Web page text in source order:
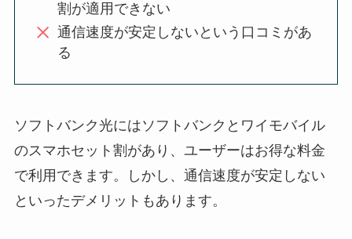
割が適用できない
通信速度が安定しないという口コミがあ
る
ソフトバンク光にはソフトバンクとワイモバイル
のスマホセット割があり、ユーザーはお得な料金
で利用できます。しかし、通信速度が安定しない
といったデメリットもあります。